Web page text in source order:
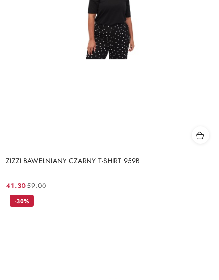
ZIZZI BAWEŁNIANY CZARNY T-SHIRT 959B
Cena
promocyjna:
41.30
Cena
przed
59.00
-30%